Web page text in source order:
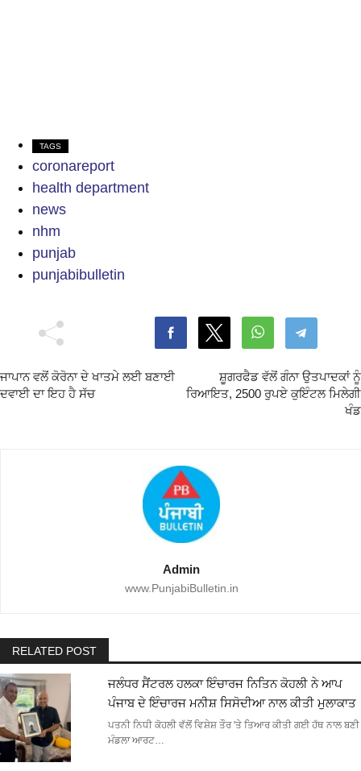
TAGS
coronareport
health department
news
nhm
punjab
punjabibulletin
ਜਾਪਾਨ ਵਲੋਂ ਕੋਰੋਨਾ ਦੇ ਖਾਤਮੇ ਲਈ ਬਣਾਈ
ਦਵਾਈ ਦਾ ਇਹ ਹੈ ਸੱਚ
ਸ਼ੂਗਰਫੈਡ ਵੱਲੋਂ ਗੰਨਾ ਉਤਪਾਦਕਾਂ ਨੂੰ
ਰਿਆਇਤ, 2500 ਰੁਪਏ ਕੁਇੰਟਲ ਮਿਲੇਗੀ
ਖੰਡ
Admin
www.PunjabiBulletin.in
RELATED POST
ਜਲੰਧਰ ਸੈਂਟਰਲ ਹਲਕਾ ਇੰਚਾਰਜ ਨਿਤਿਨ ਕੋਹਲੀ ਨੇ ਆਪ
ਪੰਜਾਬ ਦੇ ਇੰਚਾਰਜ ਮਨੀਸ਼ ਸਿਸੋਦੀਆ ਨਾਲ ਕੀਤੀ ਮੁਲਾਕਾਤ
ਪਤਨੀ ਨਿਧੀ ਕੋਹਲੀ ਵੱਲੋਂ ਵਿਸ਼ੇਸ਼ ਤੌਰ 'ਤੇ ਤਿਆਰ ਕੀਤੀ ਗਈ ਹੱਥ ਨਾਲ ਬਣੀ
ਮੰਡਲਾ ਆਰਟ…